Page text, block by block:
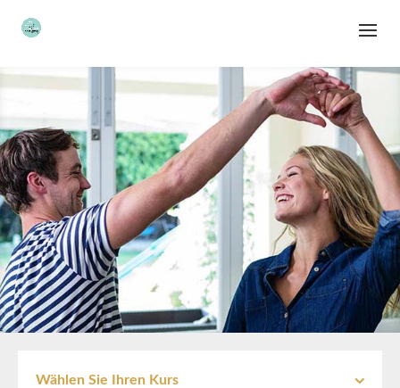
Wählen Sie Ihren Kurs